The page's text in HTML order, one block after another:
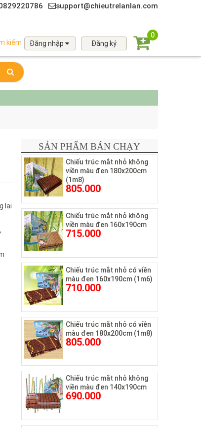
support@chieutrelanlan.com
kiếm Đăng nhập Đăng ký
0
lại
SẢN PHẨM BÁN CHẠY
Chiếu trúc mắt nhỏ không
viền màu đen 180x200cm
(1m8)
805.000
Chiếu trúc mắt nhỏ không
viền màu đen 160x190cm
715.000
Chiếu trúc mắt nhỏ có viền
màu đen 160x190cm (1m6)
710.000
Chiếu trúc mắt nhỏ có viền
màu đen 180x200cm (1m8)
805.000
Chiếu trúc mắt nhỏ không
viền màu đen 140x190cm
690.000